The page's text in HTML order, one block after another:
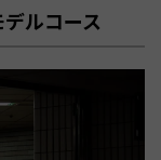
ルコース